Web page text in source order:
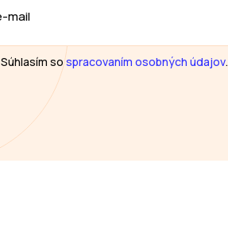
Súhlasím sospracovaním osobných údajov.